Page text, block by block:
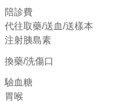
陪診費
代往取藥/送血/送樣本
注射胰島素
換藥/洗傷口
驗血糖
胃喉